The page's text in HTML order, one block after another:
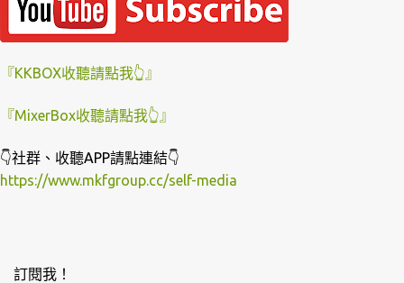
『KKBOX收聽請點我👆』
『MixerBox收聽請點我👆』
👇社群、收聽APP請點連結👇
https://www.mkfgroup.cc/self-media
訂閱我！